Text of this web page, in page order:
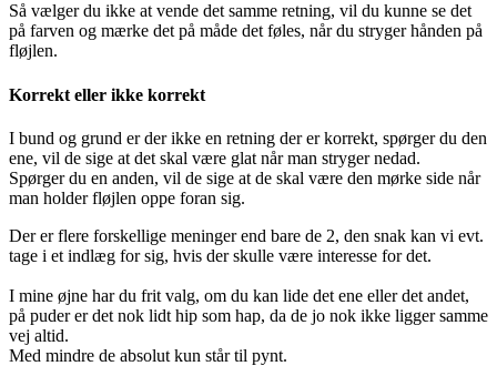
Så vælger du ikke at vende det samme retning, vil du kunne se det
på farven og mærke det på måde det føles, når du stryger hånden på
fløjlen.
Korrekt eller ikke korrekt
I bund og grund er der ikke en retning der er korrekt, spørger du den
ene, vil de sige at det skal være glat når man stryger nedad.
Spørger du en anden, vil de sige at de skal være den mørke side når
man holder fløjlen oppe foran sig.
Der er flere forskellige meninger end bare de 2, den snak kan vi evt.
tage i et indlæg for sig, hvis der skulle være interesse for det.
I mine øjne har du frit valg, om du kan lide det ene eller det andet,
på puder er det nok lidt hip som hap, da de jo nok ikke ligger samme
vej altid.
Med mindre de absolut kun står til pynt.